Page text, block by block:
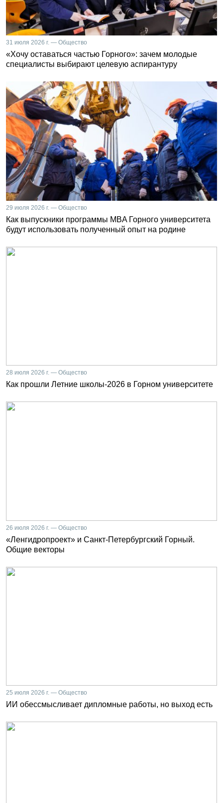
31 июля 2026 г. — Общество
«Хочу оставаться частью Горного»: зачем молодые
специалисты выбирают целевую аспирантуру
29 июля 2026 г. — Общество
Как выпускники программы MBA Горного университета
будут использовать полученный опыт на родине
28 июля 2026 г. — Общество
Как прошли Летние школы-2026 в Горном университете
26 июля 2026 г. — Общество
«Ленгидропроект» и Санкт-Петербургский Горный.
Общие векторы
25 июля 2026 г. — Общество
ИИ обессмысливает дипломные работы, но выход есть